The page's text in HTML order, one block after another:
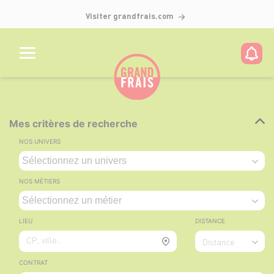
Visiter grandfrais.com
Mes critères de recherche
NOS UNIVERS
NOS MÉTIERS
LIEU
CP, ville...
DISTANCE
Distance
CONTRAT